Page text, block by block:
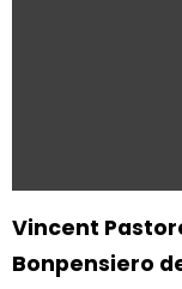
Vincent
Bonpensiero